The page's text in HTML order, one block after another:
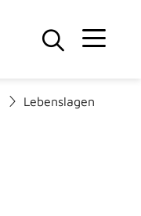
Lebenslagen